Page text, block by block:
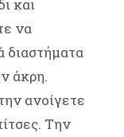
και
να
διαστήματα
άκρη.
ανοίγετε
Την